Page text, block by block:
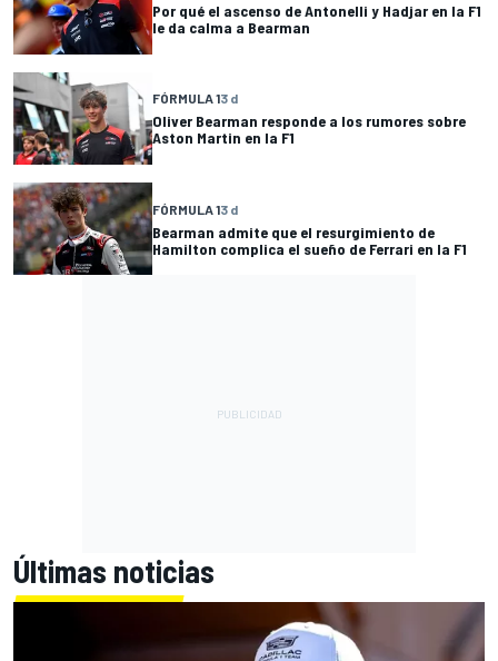
Por qué el ascenso de Antonelli y Hadjar en la F1
le da calma a Bearman
FÓRMULA 13 d
Oliver Bearman responde a los rumores sobre
Aston Martin en la F1
FÓRMULA 13 d
Bearman admite que el resurgimiento de
Hamilton complica el sueño de Ferrari en la F1
Últimas noticias